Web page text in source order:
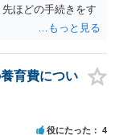
ほどの手続きをす
育費につい
役にたった 4